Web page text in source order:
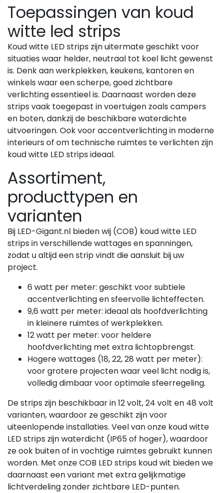
Toepassingen van koud
witte led strips
Koud witte LED strips zijn uitermate geschikt voor
situaties waar helder, neutraal tot koel licht gewenst
is. Denk aan werkplekken, keukens, kantoren en
winkels waar een scherpe, goed zichtbare
verlichting essentieel is. Daarnaast worden deze
strips vaak toegepast in voertuigen zoals campers
en boten, dankzij de beschikbare waterdichte
uitvoeringen. Ook voor accentverlichting in moderne
interieurs of om technische ruimtes te verlichten zijn
koud witte LED strips ideaal.
Assortiment,
producttypen en
varianten
Bij LED-Gigant.nl bieden wij (COB) koud witte LED
strips in verschillende wattages en spanningen,
zodat u altijd een strip vindt die aansluit bij uw
project.
6 watt per meter: geschikt voor subtiele
accentverlichting en sfeervolle lichteffecten.
9,6 watt per meter: ideaal als hoofdverlichting
in kleinere ruimtes of werkplekken.
12 watt per meter: voor heldere
hoofdverlichting met extra lichtopbrengst.
Hogere wattages (18, 22, 28 watt per meter):
voor grotere projecten waar veel licht nodig is,
volledig dimbaar voor optimale sfeerregeling.
De strips zijn beschikbaar in 12 volt, 24 volt en 48 volt
varianten, waardoor ze geschikt zijn voor
uiteenlopende installaties. Veel van onze koud witte
LED strips zijn waterdicht (IP65 of hoger), waardoor
ze ook buiten of in vochtige ruimtes gebruikt kunnen
worden. Met onze COB LED strips koud wit bieden we
daarnaast een variant met extra gelijkmatige
lichtverdeling zonder zichtbare LED-punten.